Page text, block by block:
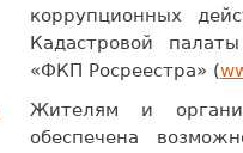
коррупционных
Кадастровой
«ФКП Росреестра» (
Жителям и
обеспечена